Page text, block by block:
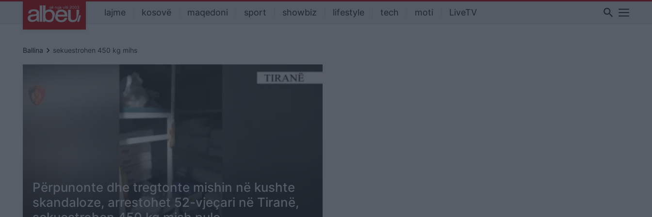
lajme kosovë maqedoni sport showbiz lifestyle tech moti LiveTV search
Ballina keyboard_arrow_right sekuestrohen 450 kg mihs
Përpunonte dhe tregtonte mishin në kushte
skandaloze, arrestohet 52-vjeçari në Tiranë,